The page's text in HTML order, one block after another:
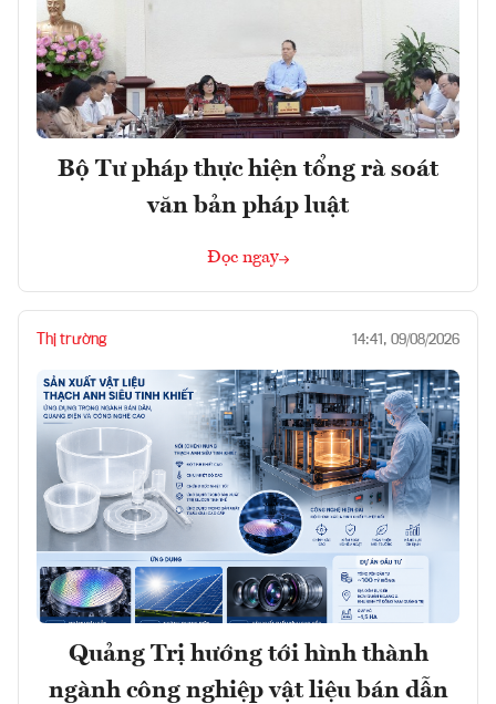
Bộ Tư pháp thực hiện tổng rà soát
văn bản pháp luật
Đọc ngay
Thị trường 14:41, 09/08/2026
Quảng Trị hướng tới hình thành
ngành công nghiệp vật liệu bán dẫn